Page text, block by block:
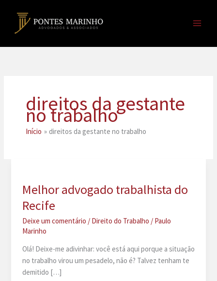
direitos da gestante
no trabalho
Início direitos da gestante no trabalho
Melhor advogado trabalhista do
Recife
Deixe um comentário / Direito do Trabalho / Paulo
Marinho
Olá! Deixe-me adivinhar: você está aqui porque a situação
no trabalho virou um pesadelo, não é? Talvez tenham te
demitido […]